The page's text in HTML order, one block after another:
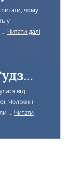
чому
у
Читати далі
Штолен і ґудзик
від
Чоловік і
... Читати